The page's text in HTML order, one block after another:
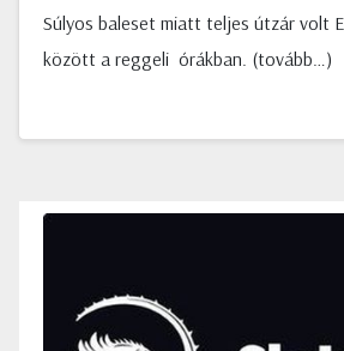
Súlyos baleset miatt teljes útzár volt
között a reggeli órákban. (tovább…)